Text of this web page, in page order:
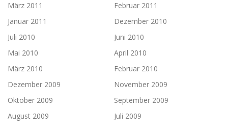
März 2011
Februar 2011
Januar 2011
Dezember 2010
Juli 2010
Juni 2010
Mai 2010
April 2010
März 2010
Februar 2010
Dezember 2009
November 2009
Oktober 2009
September 2009
August 2009
Juli 2009